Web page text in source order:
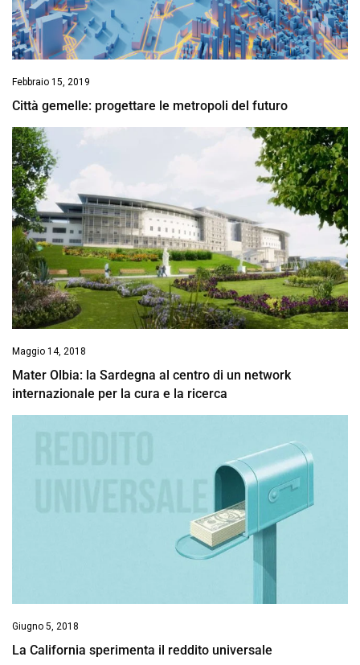
Febbraio 15, 2019
Città gemelle: progettare le metropoli del futuro
Maggio 14, 2018
Mater Olbia: la Sardegna al centro di un network
internazionale per la cura e la ricerca
Giugno 5, 2018
La California sperimenta il reddito universale